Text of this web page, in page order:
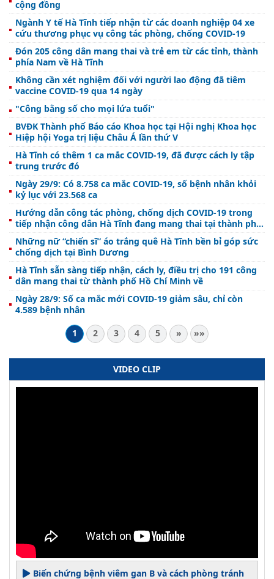
cộng đồng
Ngành Y tế Hà Tĩnh tiếp nhận từ các doanh nghiệp 04 xe
cứu thương phục vụ công tác phòng, chống COVID-19
Đón 205 công dân mang thai và trẻ em từ các tỉnh, thành
phía Nam về Hà Tĩnh
Không cần xét nghiệm đối với người lao động đã tiêm
vaccine COVID-19 qua 14 ngày
"Công bằng số cho mọi lứa tuổi"
BVĐK Thành phố Báo cáo Khoa học tại Hội nghị Khoa học
Hiệp hội Yoga trị liệu Châu Á lần thứ V
Hà Tĩnh có thêm 1 ca mắc COVID-19, đã được cách ly tập
trung trước đó
Ngày 29/9: Có 8.758 ca mắc COVID-19, số bệnh nhân khỏi
kỷ lục với 23.568 ca
Hướng dẫn công tác phòng, chống dịch COVID-19 trong
tiếp nhận công dân Hà Tĩnh đang mang thai tại thành phố
Hồ Chí Minh và các tỉnh phía nam về Hà Tĩnh
Những nữ “chiến sĩ” áo trắng quê Hà Tĩnh bền bỉ góp sức
chống dịch tại Bình Dương
Hà Tĩnh sẵn sàng tiếp nhận, cách ly, điều trị cho 191 công
dân mang thai từ thành phố Hồ Chí Minh về
Ngày 28/9: Số ca mắc mới COVID-19 giảm sâu, chỉ còn
4.589 bệnh nhân
1
2 3 4 5 » »»
VIDEO CLIP
Biến chứng bệnh viêm gan B và cách phòng tránh